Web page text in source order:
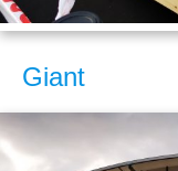
Giant